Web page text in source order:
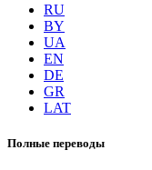
RU
BY
UA
EN
DE
GR
LAT
Полные переводы